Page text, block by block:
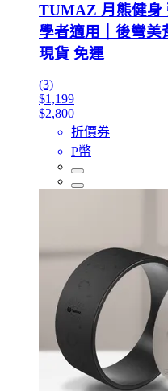
TUMAZ 月熊健身
學者適用｜後彎美
現貨 免運
(3)
$1,199
$2,800
折價券
P幣